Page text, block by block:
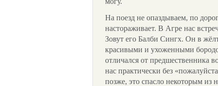
На поезд не опаздываем, по
настораживает. В Агре нас
Зовут его Балби Сингх. Он в
красивыми и ухоженными
отличался от предшественника
нас практически без
позже, это спасло некоторым